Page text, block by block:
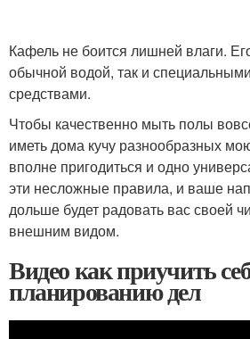
Кафель не боится лишней влаги.
обычной водой, так и
средствами.
Чтобы качественно мыть полы
иметь дома кучу разнообразных
вполне пригодиться и одно
эти несложные правила, и ваше
дольше будет радовать вас своей
внешним видом.
Видео как приучить
планированию дел